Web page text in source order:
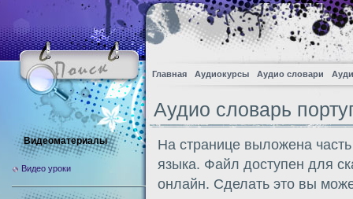
Главная Аудиокурсы Аудио словари
Аудио словарь
На странице выложена
языка. Файл доступен для
онлайн. Сделать это вы
Видеоматериалы
Видео уроки